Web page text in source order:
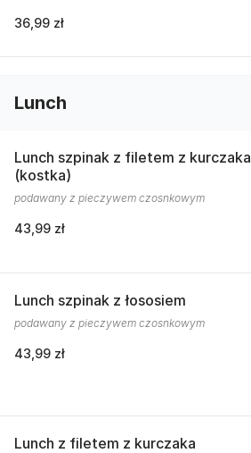
36,99 zł
Lunch
Lunch szpinak z filetem z kurczaka
(kostka)
podawany z pieczywem czosnkowym
43,99 zł
Lunch szpinak z łososiem
podawany z pieczywem czosnkowym
43,99 zł
Lunch z filetem z kurczaka